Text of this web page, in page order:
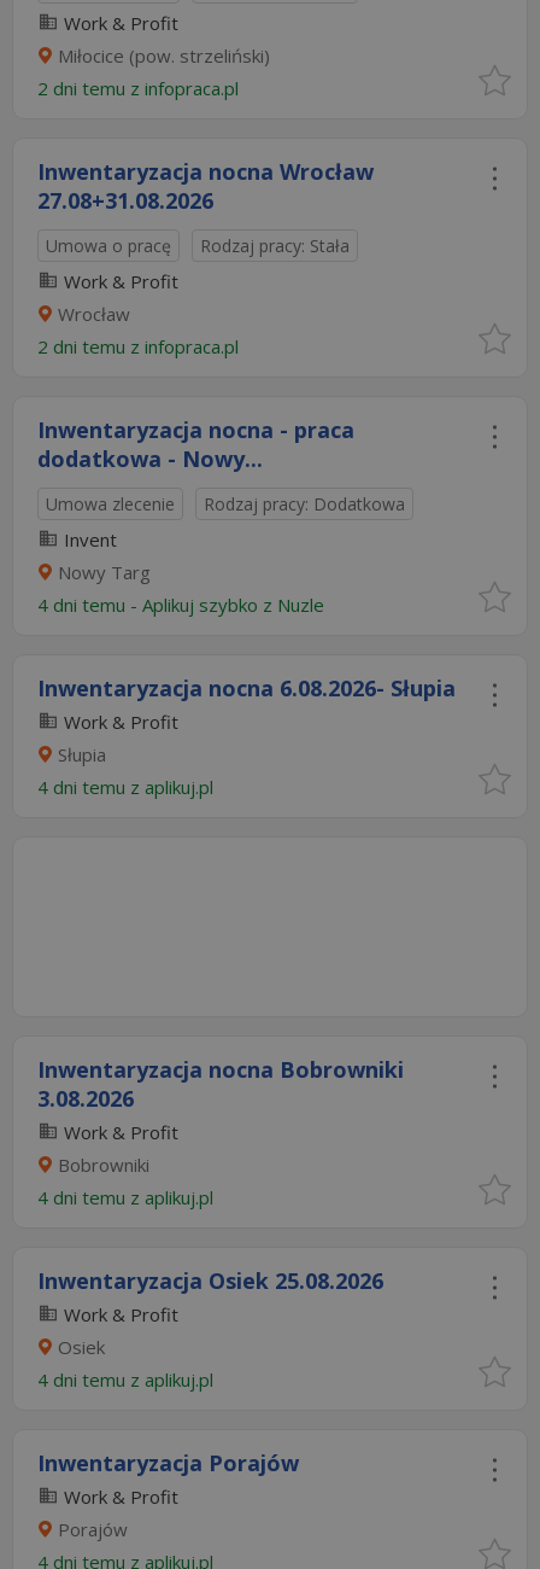
Work & Profit
Miłocice (pow. strzeliński)
2 dni temu z infopraca.pl
Inwentaryzacja nocna Wrocław
27.08+31.08.2026​
Umowa o pracę Rodzaj pracy: Stała
Work & Profit
Wrocław
2 dni temu z infopraca.pl
Inwentaryzacja nocna - praca
dodatkowa - Nowy...
Umowa zlecenie Rodzaj pracy: Dodatkowa
Invent
Nowy Targ
4 dni temu - Aplikuj szybko z Nuzle
Inwentaryzacja nocna 6.08.2026- Słupia
Work & Profit
Słupia
4 dni temu z aplikuj.pl
Inwentaryzacja nocna Bobrowniki
3.08.2026​
Work & Profit
Bobrowniki
4 dni temu z aplikuj.pl
Inwentaryzacja Osiek 25.08.2026​
Work & Profit
Osiek
4 dni temu z aplikuj.pl
Inwentaryzacja Porajów
Work & Profit
Porajów
4 dni temu z aplikuj.pl